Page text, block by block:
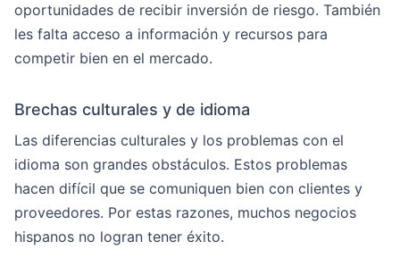
oportunidades de recibir inversión de riesgo. También
les falta acceso a información y recursos para
competir bien en el mercado.
Brechas culturales y de idioma
Las diferencias culturales y los problemas con el
idioma son grandes obstáculos. Estos problemas
hacen difícil que se comuniquen bien con clientes y
proveedores. Por estas razones, muchos negocios
hispanos no logran tener éxito.